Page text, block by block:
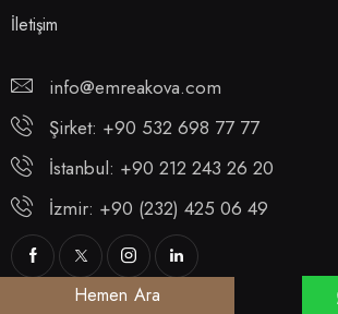
Hemen Ara
İletişim
info@emreakova.com
Şirket: +90 532 698 77 77
İstanbul: +90 212 243 26 20
İzmir: +90 (232) 425 06 49